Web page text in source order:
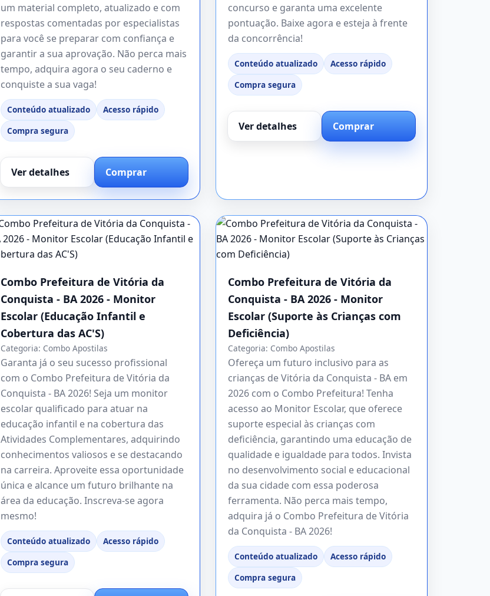
um material completo, atualizado e com
respostas comentadas por especialistas
para você se preparar com confiança e
garantir a sua aprovação. Não perca mais
tempo, adquira agora o seu caderno e
conquiste a sua vaga!
Conteúdo atualizado
Acesso rápido
Compra segura
Ver detalhes Comprar
concurso e garanta uma excelente
pontuação. Baixe agora e esteja à frente
da concorrência!
Conteúdo atualizado
Acesso rápido
Compra segura
Ver detalhes Comprar
Combo Prefeitura de Vitória da
Conquista - BA 2026 - Monitor
Escolar (Educação Infantil e
Cobertura das AC'S)
Categoria: Combo Apostilas
Garanta já o seu sucesso profissional
com o Combo Prefeitura de Vitória da
Conquista - BA 2026! Seja um monitor
escolar qualificado para atuar na
educação infantil e na cobertura das
Atividades Complementares, adquirindo
conhecimentos valiosos e se destacando
na carreira. Aproveite essa oportunidade
única e alcance um futuro brilhante na
área da educação. Inscreva-se agora
mesmo!
Conteúdo atualizado
Acesso rápido
Compra segura
Combo Prefeitura de Vitória da
Conquista - BA 2026 - Monitor
Escolar (Suporte às Crianças com
Deficiência)
Categoria: Combo Apostilas
Ofereça um futuro inclusivo para as
crianças de Vitória da Conquista - BA em
2026 com o Combo Prefeitura! Tenha
acesso ao Monitor Escolar, que oferece
suporte especial às crianças com
deficiência, garantindo uma educação de
qualidade e igualdade para todos. Invista
no desenvolvimento social e educacional
da sua cidade com essa poderosa
ferramenta. Não perca mais tempo,
adquira já o Combo Prefeitura de Vitória
da Conquista - BA 2026!
Conteúdo atualizado
Acesso rápido
Compra segura